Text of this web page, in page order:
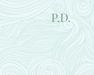
P.D.